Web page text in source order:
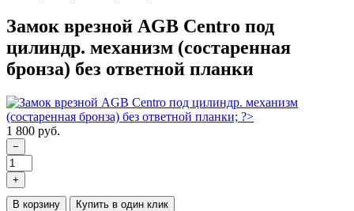
Замок врезной AGB Centro под
цилиндр. механизм (состаренная
бронза) без ответной планки
1 800 руб.
−
+
В корзину Купить в один клик